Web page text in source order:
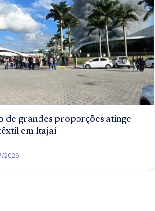
de grandes proporções atinge
em Itajaí
2026